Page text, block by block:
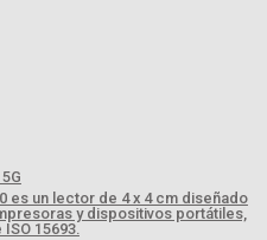
es un lector de 4 x 4 cm diseñado
y dispositivos portátiles,
15693.